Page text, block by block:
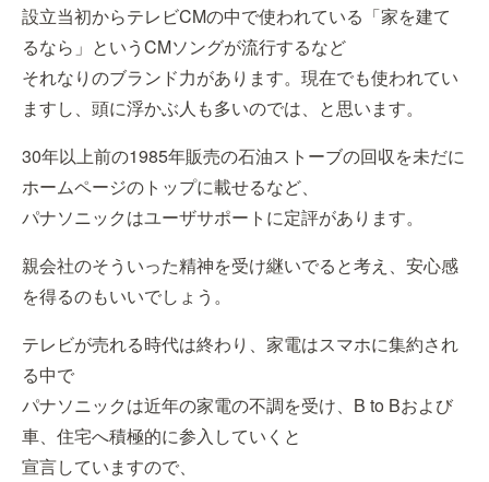
設立当初からテレビCMの中で使われている「家を建て
るなら」というCMソングが流行するなど
それなりのブランド力があります。現在でも使われてい
ますし、頭に浮かぶ人も多いのでは、と思います。
30年以上前の1985年販売の石油ストーブの回収を未だに
ホームページのトップに載せるなど、
パナソニックはユーザサポートに定評があります。
親会社のそういった精神を受け継いでると考え、安心感
を得るのもいいでしょう。
テレビが売れる時代は終わり、家電はスマホに集約され
る中で
パナソニックは近年の家電の不調を受け、B to Bおよび
車、住宅へ積極的に参入していくと
宣言していますので、